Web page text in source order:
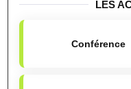
LES
Conférence